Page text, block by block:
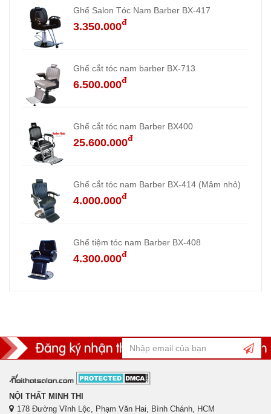
Ghế Salon Tóc Nam Barber BX-417
3.350.000đ
Ghế cắt tóc nam barber BX-713
6.500.000đ
Ghế cắt tóc nam Barber BX400
25.600.000đ
Ghế cắt tóc nam Barber BX-414 (Mâm nhỏ)
4.000.000đ
Ghế tiệm tóc nam Barber BX-408
4.300.000đ
NỘI THẤT MINH THI
178 Đường Vĩnh Lộc, Phạm Văn Hai, Bình Chánh, HCM